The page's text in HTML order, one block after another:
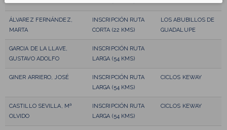
ÁLVAREZ FERNÁNDEZ,
MARTA
INSCRIPCIÓN RUTA
CORTA (22 KMS)
LOS ABUBILLOS DE
GUADALUPE
GARCIA DE LA LLAVE,
GUSTAVO ADOLFO
INSCRIPCIÓN RUTA
LARGA (54 KMS)
GINER ARRIERO, JOSÉ
INSCRIPCIÓN RUTA
LARGA (54 KMS)
CICLOS KEWAY
CASTILLO SEVILLA, Mª
OLVIDO
INSCRIPCIÓN RUTA
LARGA (54 KMS)
CICLOS KEWAY